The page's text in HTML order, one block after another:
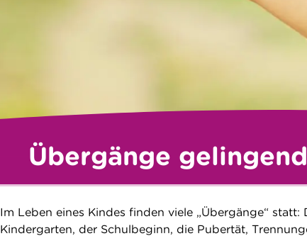
Übergänge
Im Leben eines Kindes finden viele „Übergänge“
Kindergarten, der Schulbeginn, die Pubertät,